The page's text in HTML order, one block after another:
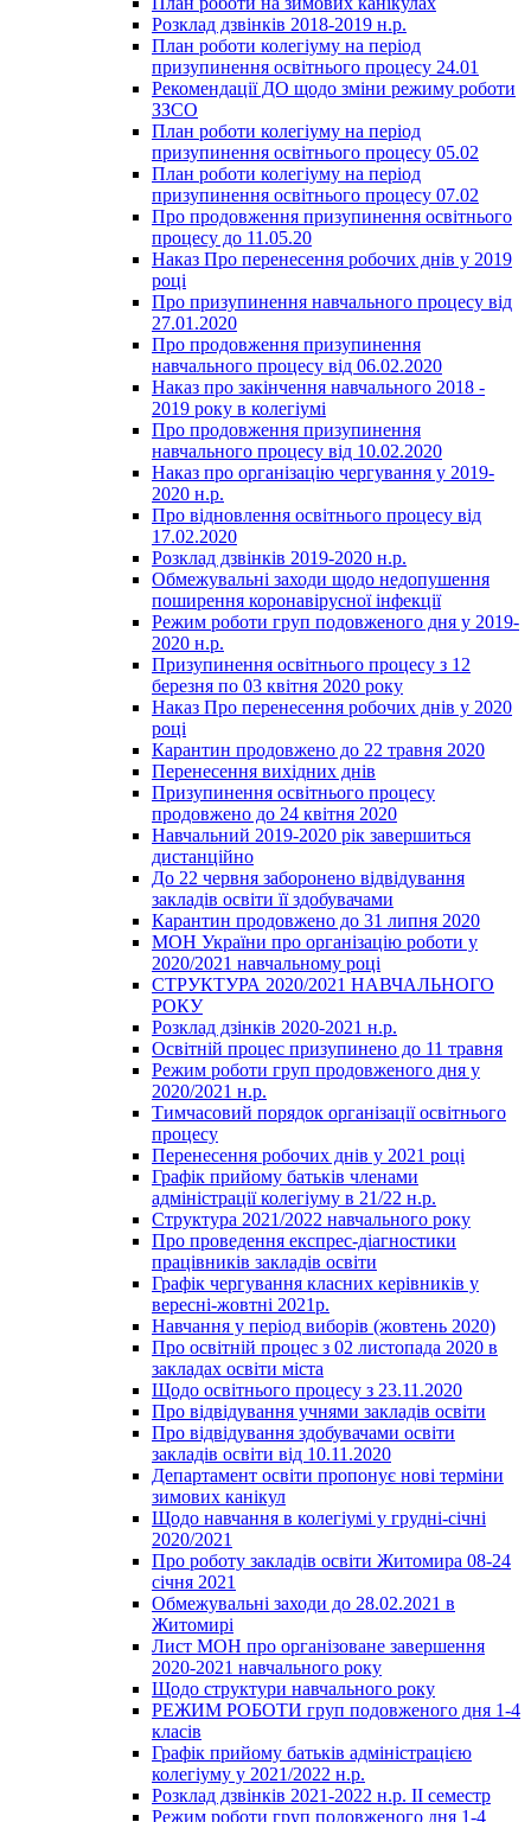
Розклад дзвінків 2018-2019 н.р.
План роботи колегіуму на період
призупинення освітнього процесу 24.01
Рекомендації ДО щодо зміни режиму роботи
ЗЗСО
План роботи колегіуму на період
призупинення освітнього процесу 05.02
План роботи колегіуму на період
призупинення освітнього процесу 07.02
Про продовження призупинення освітнього
процесу до 11.05.20
Наказ Про перенесення робочих днів у 2019
році
Про призупинення навчального процесу від
27.01.2020
Про продовження призупинення
навчального процесу від 06.02.2020
Наказ про закінчення навчального 2018 -
2019 року в колегіумі
Про продовження призупинення
навчального процесу від 10.02.2020
Наказ про організацію чергування у 2019-
2020 н.р.
Про відновлення освітнього процесу від
17.02.2020
Розклад дзвінків 2019-2020 н.р.
Обмежувальні заходи щодо недопушення
поширення коронавірусної інфекції
Режим роботи груп подовженого дня у 2019-
2020 н.р.
Призупинення освітнього процесу з 12
березня по 03 квітня 2020 року
Наказ Про перенесення робочих днів у 2020
році
Карантин продовжено до 22 травня 2020
Перенесення вихідних днів
Призупинення освітнього процесу
продовжено до 24 квітня 2020
Навчальний 2019-2020 рік завершиться
дистанційно
До 22 червня заборонено відвідування
закладів освіти її здобувачами
Карантин продовжено до 31 липня 2020
МОН України про організацію роботи у
2020/2021 навчальному році
СТРУКТУРА 2020/2021 НАВЧАЛЬНОГО
РОКУ
Розклад дзінків 2020-2021 н.р.
Освітній процес призупинено до 11 травня
Режим роботи груп продовженого дня у
2020/2021 н.р.
Тимчасовий порядок організації освітнього
процесу
Перенесення робочих днів у 2021 році
Графік прийому батьків членами
адміністрації колегіуму в 21/22 н.р.
Структура 2021/2022 навчального року
Про проведення експрес-діагностики
працівників закладів освіти
Графік чергування класних керівників у
вересні-жовтні 2021р.
Навчання у період виборів (жовтень 2020)
Про освітній процес з 02 листопада 2020 в
закладах освіти міста
Щодо освітнього процесу з 23.11.2020
Про відвідування учнями закладів освіти
Про відвідування здобувачами освіти
закладів освіти від 10.11.2020
Департамент освіти пропонує нові терміни
зимових канікул
Щодо навчання в колегіумі у грудні-січні
2020/2021
Про роботу закладів освіти Житомира 08-24
січня 2021
Обмежувальні заходи до 28.02.2021 в
Житомирі
Лист МОН про організоване завершення
2020-2021 навчального року
Щодо структури навчального року
РЕЖИМ РОБОТИ груп подовженого дня 1-4
класів
Графік прийому батьків адміністрацією
колегіуму у 2021/2022 н.р.
Розклад дзвінків 2021-2022 н.р. ІІ семестр
Режим роботи груп подовженого дня 1-4